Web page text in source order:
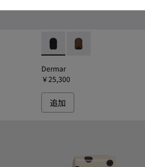
- クリマコ ショルダーバッグ
011 - クリマコ ショルダーバッグ
Dermar - B1340-011 - デル
Dermar - B1340-
Dermar
￥25,300
追加